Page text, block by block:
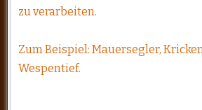
zu verarbeiten.
Zum Beispiel: Mauersegler,
Wespentief.